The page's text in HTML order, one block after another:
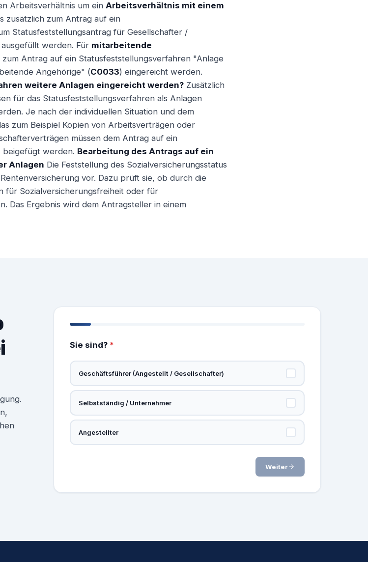
Arbeitsverhältnis um ein Arbeitsverhältnis mit einem
zusätzlich zum Antrag auf ein
Statusfeststellungsantrag für Gesellschafter /
werden. Für mitarbeitende
zum Antrag auf ein Statusfeststellungsverfahren "Anlage
Angehörige" (C0033) eingereicht werden.
weitere Anlagen eingereicht werden? Zusätzlich
für das Statusfeststellungsverfahren als Anlagen
Je nach der individuellen Situation und dem
zum Beispiel Kopien von Arbeitsverträgen oder
müssen dem Antrag auf ein
beigefügt werden. Bearbeitung des Antrags auf ein
Anlagen Die Feststellung des Sozialversicherungsstatus
vor. Dazu prüft sie, ob durch die
für Sozialversicherungsfreiheit oder für
Das Ergebnis wird dem Antragsteller in einem
Sie sind? *
Geschäftsführer (Angestellt / Gesellschafter)
Selbstständig / Unternehmer
Angestellter
Weiter